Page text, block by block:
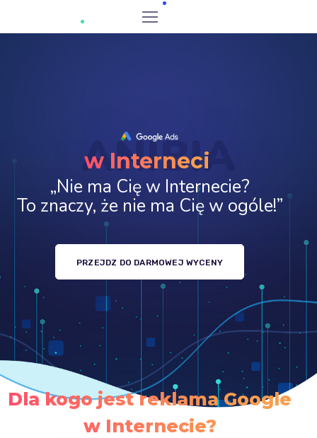
ANIBIA
w Internecie
„Nie ma Cię w Internecie?
To znaczy, że nie ma Cię w ogóle!”
PRZEJDZ DO DARMOWEJ WYCENY
Dla kogo jest reklama Google
w Internecie?